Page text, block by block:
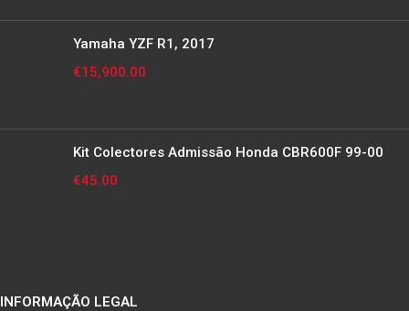
Yamaha YZF R1, 2017
€15,900.00
Kit Colectores Admissão Honda CBR600F 99-00
€45.00
INFORMAÇÃO LEGAL